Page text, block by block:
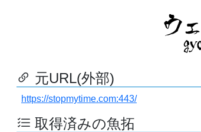
元URL(外部)
https://stopmytime.com:443/
取得済みの魚拓